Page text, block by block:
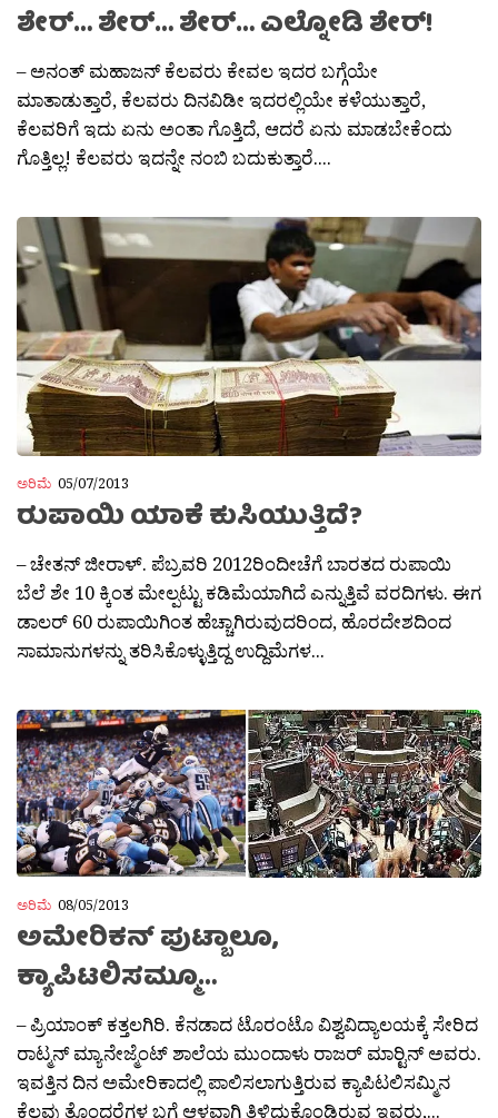
ಶೇರ್… ಶೇರ್… ಶೇರ್… ಎಲ್ನೋಡಿ ಶೇರ್!
– ಅನಂತ್ ಮಹಾಜನ್ ಕೆಲವರು ಕೇವಲ ಇದರ ಬಗ್ಗೆಯೇ
ಮಾತಾಡುತ್ತಾರೆ, ಕೆಲವರು ದಿನವಿಡೀ ಇದರಲ್ಲಿಯೇ ಕಳೆಯುತ್ತಾರೆ,
ಕೆಲವರಿಗೆ ಇದು ಏನು ಅಂತಾ ಗೊತ್ತಿದೆ, ಆದರೆ ಏನು ಮಾಡಬೇಕೆಂದು
ಗೊತ್ತಿಲ್ಲ! ಕೆಲವರು ಇದನ್ನೇ ನಂಬಿ ಬದುಕುತ್ತಾರೆ....
ಅರಿಮೆ 05/07/2013
ರುಪಾಯಿ ಯಾಕೆ ಕುಸಿಯುತ್ತಿದೆ?
– ಚೇತನ್ ಜೀರಾಳ್. ಪೆಬ್ರವರಿ 2012ರಿಂದೀಚೆಗೆ ಬಾರತದ ರುಪಾಯಿ
ಬೆಲೆ ಶೇ 10 ಕ್ಕಿಂತ ಮೇಲ್ಪಟ್ಟು ಕಡಿಮೆಯಾಗಿದೆ ಎನ್ನುತ್ತಿವೆ ವರದಿಗಳು. ಈಗ
ಡಾಲರ್‍ 60 ರುಪಾಯಿಗಿಂತ ಹೆಚ್ಚಾಗಿರುವುದರಿಂದ, ಹೊರದೇಶದಿಂದ
ಸಾಮಾನುಗಳನ್ನು ತರಿಸಿಕೊಳ್ಳುತ್ತಿದ್ದ ಉದ್ದಿಮೆಗಳ...
ಅರಿಮೆ 08/05/2013
ಅಮೇರಿಕನ್ ಪುಟ್ಬಾಲೂ,
ಕ್ಯಾಪಿಟಲಿಸಮ್ಮೂ…
– ಪ್ರಿಯಾಂಕ್ ಕತ್ತಲಗಿರಿ. ಕೆನಡಾದ ಟೊರಂಟೊ ವಿಶ್ವವಿದ್ಯಾಲಯಕ್ಕೆ ಸೇರಿದ
ರಾಟ್ಮನ್ ಮ್ಯಾನೇಜ್ಮೆಂಟ್ ಶಾಲೆಯ ಮುಂದಾಳು ರಾಜರ್‍ ಮಾರ್‍ಟಿನ್ ಅವರು.
ಇವತ್ತಿನ ದಿನ ಅಮೇರಿಕಾದಲ್ಲಿ ಪಾಲಿಸಲಾಗುತ್ತಿರುವ ಕ್ಯಾಪಿಟಲಿಸಮ್ಮಿನ
ಕೆಲವು ತೊಂದರೆಗಳ ಬಗ್ಗೆ ಆಳವಾಗಿ ತಿಳಿದುಕೊಂಡಿರುವ ಇವರು,...